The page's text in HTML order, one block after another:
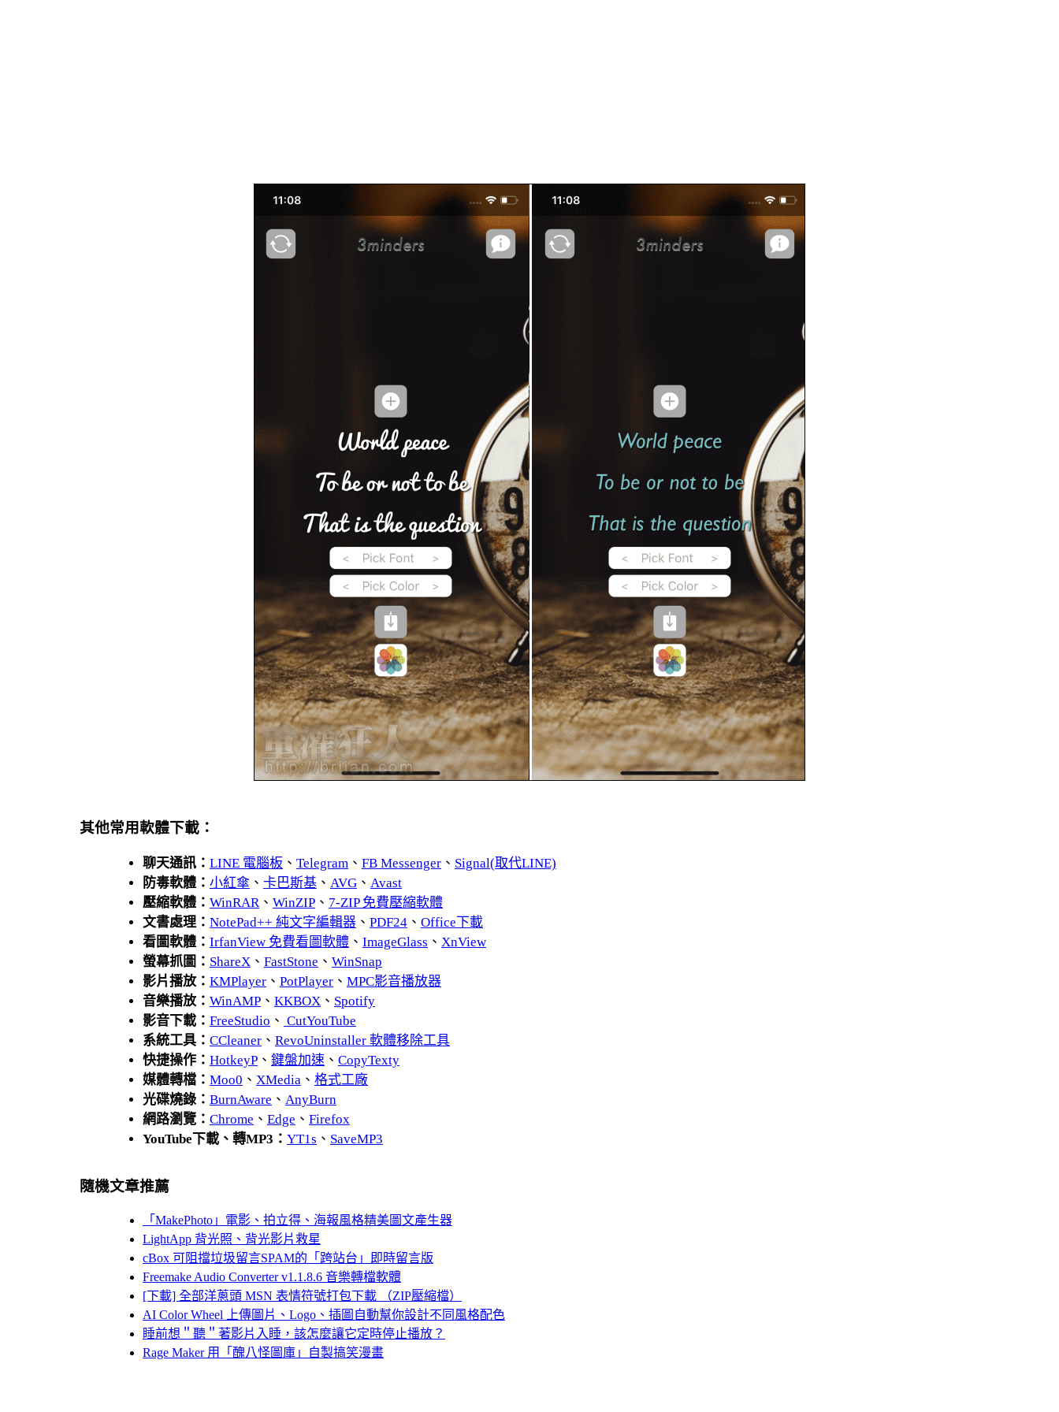
其他常用軟體下載：
聊天通訊： LINE 電腦板 、 Telegram、 FB Messenger、 Signal(取代LINE)
防毒軟體： 小紅傘 、 卡巴斯基、 AVG、 Avast
壓縮軟體： WinRAR、 WinZIP、 7-ZIP 免費壓縮軟體
文書處理： NotePad++ 純文字編輯器、 PDF24、 Office下載
看圖軟體： IrfanView 免費看圖軟體、 ImageGlass 、 XnView
螢幕抓圖： ShareX、 FastStone 、 WinSnap
影片播放： KMPlayer、 PotPlayer、 MPC影音播放器
音樂播放： WinAMP、 KKBOX、 Spotify
影音下載： FreeStudio 、 CutYouTube
系統工具： CCleaner、 RevoUninstaller 軟體移除工具
快捷操作： HotkeyP、 鍵盤加速、 CopyTexty
媒體轉檔： Moo0 、 XMedia、 格式工廠
光碟燒錄： BurnAware 、 AnyBurn
網路瀏覽： Chrome 、 Edge 、 Firefox
YouTube下載、轉MP3： YT1s 、 SaveMP3
隨機文章推薦
「MakePhoto」電影、拍立得、海報風格精美圖文產生器
LightApp 背光照、背光影片救星
cBox 可阻擋垃圾留言SPAM的「跨站台」即時留言版
Freemake Audio Converter v1.1.8.6 音樂轉檔軟體
[下載] 全部洋蔥頭 MSN 表情符號打包下載 （ZIP壓縮檔）
AI Color Wheel 上傳圖片、Logo、插圖自動幫你設計不同風格配色
睡前想＂聽＂著影片入睡，該怎麼讓它定時停止播放？
Rage Maker 用「醜八怪圖庫」自製搞笑漫畫